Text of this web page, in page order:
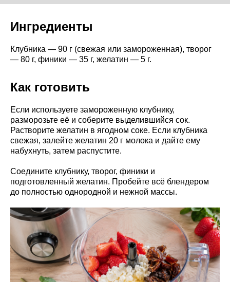
Ингредиенты
Клубника — 90 г (свежая или замороженная), творог
— 80 г, финики — 35 г, желатин — 5 г.
Как готовить
Если используете замороженную клубнику,
разморозьте её и соберите выделившийся сок.
Растворите желатин в ягодном соке. Если клубника
свежая, залейте желатин 20 г молока и дайте ему
набухнуть, затем распустите.
Соедините клубнику, творог, финики и
подготовленный желатин. Пробейте всё блендером
до полностью однородной и нежной массы.